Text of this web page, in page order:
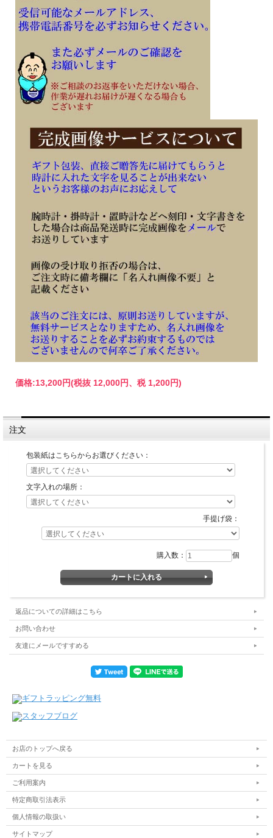
価格:13,200円(税抜 12,000円、税 1,200円)
注文
包装紙はこちらからお選びください：
文字入れの場所：
手提げ袋：
購入数： 個
返品についての詳細はこちら
お問い合わせ
友達にメールですすめる
お店のトップへ戻る
カートを見る
ご利用案内
特定商取引法表示
個人情報の取扱い
サイトマップ